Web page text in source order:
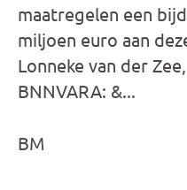
maatregelen een
miljoen euro aan
Lonneke van der
BNNVARA: &...
BM